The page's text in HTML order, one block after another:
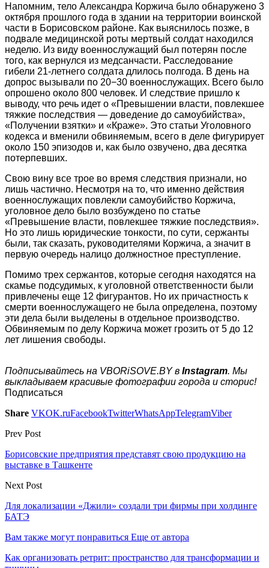
Напомним, тело Александра Коржича было обнаружено 3
октября прошлого года в здании на территории воинской
части в Борисовском районе. Как выяснилось позже, в
подвале медицинской роты мертвый солдат находился
неделю. Из виду военнослужащий был потерян после
того, как вернулся из медсанчасти. Расследование
гибели 21-летнего солдата длилось полгода. В день на
допрос вызывали по 20−30 военнослужащих. Всего было
опрошено около 800 человек. И следствие пришло к
выводу, что речь идет о «Превышении власти, повлекшее
тяжкие последствия — доведение до самоубийства»,
«Получении взятки» и «Краже». Это статьи Уголовного
кодекса и вменили обвиняемым, всего в деле фигурирует
около 150 эпизодов и, как было озвучено, два десятка
потерпевших.
Свою вину все трое во время следствия признали, но
лишь частично. Несмотря на то, что именно действия
военнослужащих повлекли самоубийство Коржича,
уголовное дело было возбуждено по статье
«Превышение власти, повлекшее тяжкие последствия».
Но это лишь юридические тонкости, по сути, сержанты
были, так сказать, руководителями Коржича, а значит в
первую очередь налицо должностное преступление.
Помимо трех сержантов, которые сегодня находятся на
скамье подсудимых, к уголовной ответственности были
привлечены еще 12 фигурантов. Но их причастность к
смерти военнослужащего не была определена, поэтому
эти дела были выделены в отдельное производство.
Обвиняемым по делу Коржича может грозить от 5 до 12
лет лишения свободы.
Подписывайтесь на VBORiSOVE.BY в Instagram. Мы
выкладываем красивые фотографии города и сторис!
Подписаться
Share VKOK.ruFacebookTwitterWhatsAppTelegramViber
Prev Post
Борисовские предприятия представят свою продукцию на
выставке в Ташкенте
Next Post
Для локализации «Джили» создали три фирмы при холдинге
БАТЭ
Вам также могут понравиться Еще от автора
Как организовать ретрит: пространство для трансформации и